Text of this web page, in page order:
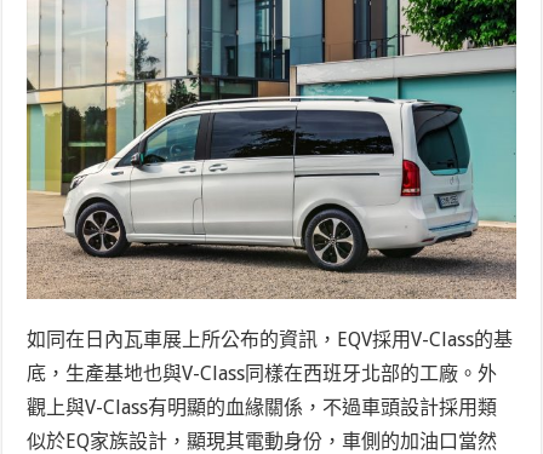
如同在日內瓦車展上所公布的資訊，EQV採用V-Class的基
底，生產基地也與V-Class同樣在西班牙北部的工廠。外
觀上與V-Class有明顯的血緣關係，不過車頭設計採用類
似於EQ家族設計，顯現其電動身份，車側的加油口當然